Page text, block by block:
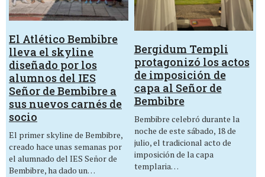
El Atlético Bembibre
lleva el skyline
diseñado por los
alumnos del IES
Señor de Bembibre a
sus nuevos carnés de
socio
El primer skyline de Bembibre,
creado hace unas semanas por
el alumnado del IES Señor de
Bembibre, ha dado un…
Bergidum Templi
protagonizó los actos
de imposición de
capa al Señor de
Bembibre
Bembibre celebró durante la
noche de este sábado, 18 de
julio, el tradicional acto de
imposición de la capa
templaria…